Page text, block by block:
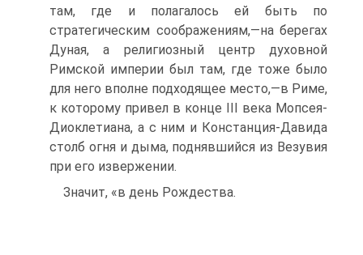
там, где и полагалось ей быть по
стратегическим соображениям,—на берегах
Дуная, а религиозный центр духовной
Римской империи был там, где тоже было
для него вполне подходящее место,—в Риме,
к которому привел в конце III века Мопсея-
Диоклетиана, а с ним и Констанция-Давида
столб огня и дыма, поднявшийся из Везувия
при его извержении.
Значит, «в день Рождества.